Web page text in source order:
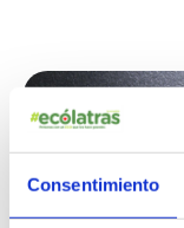
Consentimiento